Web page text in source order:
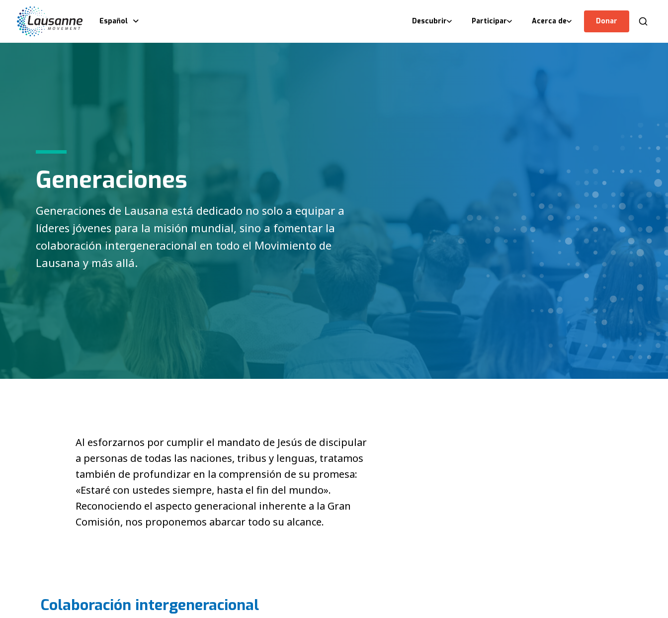
Español Descubrir Participar Acerca de Donar
Generaciones
Generaciones de Lausana está dedicado no solo a equipar a
líderes jóvenes para la misión mundial, sino a fomentar la
colaboración intergeneracional en todo el Movimiento de
Lausana y más allá.
Al esforzarnos por cumplir el mandato de Jesús de discipular
a personas de todas las naciones, tribus y lenguas, tratamos
también de profundizar en la comprensión de su promesa:
«Estaré con ustedes siempre, hasta el fin del mundo».
Reconociendo el aspecto generacional inherente a la Gran
Comisión, nos proponemos abarcar todo su alcance.
Colaboración intergeneracional